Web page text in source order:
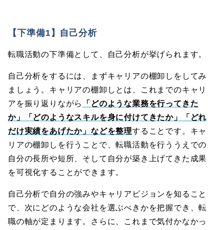
【下準備1】自己分析
転職活動の下準備として、自己分析が挙げられます。
自己分析をするには、まずキャリアの棚卸しをしてみ
ましょう。キャリアの棚卸しとは、これまでのキャリ
アを振り返りながら
「どのような業務を行ってきた
か」「どのようなスキルを身に付けてきたか」「どれ
だけ実績をあげたか」などを整理することです。キャ
リアの棚卸しを行うことで、転職活動を行ううえでの
自分の長所や短所、そして自分が築き上げてきた成果
を可視化することができます。
自己分析で自分の強みやキャリアビジョンを知ること
で、次にどのような会社を選ぶべきかを把握でき、転
職の軸が定まります。さらに、これまで気付かなかっ